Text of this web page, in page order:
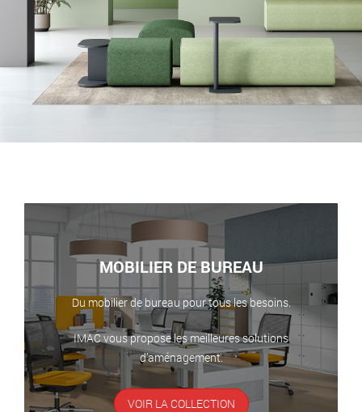
MOBILIER DE BUREAU
Du mobilier de bureau pour tous les besoins.
IMAC vous propose les meilleures solutions
d’aménagement.
VOIR LA COLLECTION